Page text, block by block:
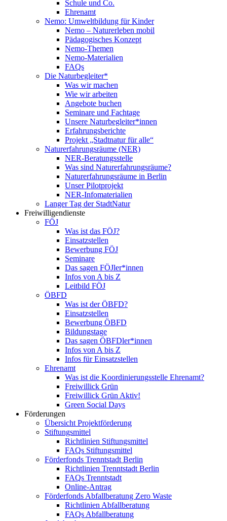
Schule und Co.
Ehrenamt
Nemo: Umweltbildung für Kinder
Nemo – Naturerleben mobil
Pädagogisches Konzept
Nemo-Themen
Nemo-Materialien
FAQs
Die Naturbegleiter*
Was wir machen
Wie wir arbeiten
Angebote buchen
Seminare und Fachtage
Unsere Naturbegleiter*innen
Erfahrungsberichte
Projekt „Stadtnatur für alle“
Naturerfahrungsräume (NER)
NER-Beratungsstelle
Was sind Naturerfahrungsräume?
Naturerfahrungsräume in Berlin
Unser Pilotprojekt
NER-Infomaterialien
Langer Tag der StadtNatur
Freiwilligendienste
FÖJ
Was ist das FÖJ?
Einsatzstellen
Bewerbung FÖJ
Seminare
Das sagen FÖJler*innen
Infos von A bis Z
Leitbild FÖJ
ÖBFD
Was ist der ÖBFD?
Einsatzstellen
Bewerbung ÖBFD
Bildungstage
Das sagen ÖBFDler*innen
Infos von A bis Z
Infos für Einsatzstellen
Ehrenamt
Was ist die Koordinierungsstelle Ehrenamt?
Freiwillick Grün
Freiwillick Grün Aktiv!
Green Social Days
Förderungen
Übersicht Projektförderung
Stiftungsmittel
Richtlinien Stiftungsmittel
FAQs Stiftungsmittel
Förderfonds Trenntstadt Berlin
Richtlinien Trenntstadt Berlin
FAQs Trenntstadt
Online-Antrag
Förderfonds Abfallberatung Zero Waste
Richtlinien Abfallberatung
FAQs Abfallberatung